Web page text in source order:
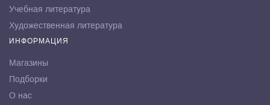
Учебная литература
Художественная литература
ИНФОРМАЦИЯ
Магазины
Подборки
О нас